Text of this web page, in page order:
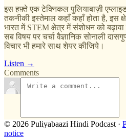
इस हफ़्ते एक टेक्निकल पुलियाबाज़ी
तकनीकी इस्तेमाल कहाँ कहाँ होता है, इस
भारत में STEM क्षेत्र में संशोधन को
सब विषय पर चर्चा वैज्ञानिक सोनाली
विचार भी हमारे साथ शेयर कीजिये।
Listen →
Comments
© 2026 Puliyabaazi Hindi Podcast ·
notice